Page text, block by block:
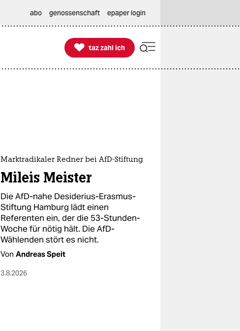
abo genossenschaft epaper login

taz zahl ich
taz zahl ich
Marktradikaler Redner bei AfD-Stiftung
Mileis Meister
Die AfD-nahe Desiderius-Erasmus-
Stiftung Hamburg lädt einen
Referenten ein, der die 53-Stunden-
Woche für nötig hält. Die AfD-
Wählenden stört es nicht.
Von Andreas Speit
3.8.2026